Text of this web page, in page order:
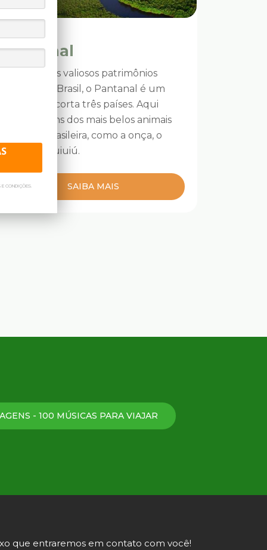
Pantanal
Um dos mais valiosos patrimônios
naturais do Brasil, o Pantanal é um
bioma que corta três países. Aqui
vivem alguns dos mais belos animais
da fauna brasileira, como a onça, o
jacaré e o tuiuiú.
SAIBA MAIS
- 100 MÚSICAS PARA VIAJAR
que entraremos em contato com você!
CONDIÇÕES.